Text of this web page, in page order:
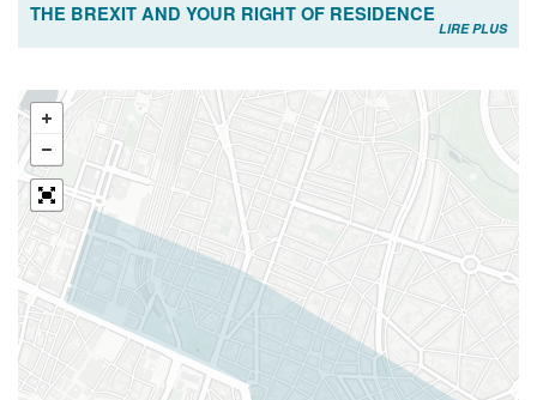
THE BREXIT AND YOUR RIGHT OF RESIDENCE
LIRE PLUS